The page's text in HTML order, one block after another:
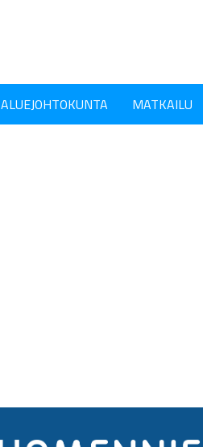
ALUEJOHTOKUNTA MATKAILU